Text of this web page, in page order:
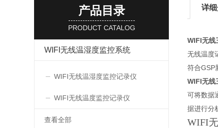
产品目录
PRODUCT CATALOG
WIFI无线温湿度监控系统
WIFI无线温湿度监控记录仪
WIFI无线温度监控记录仪
查看全部
详
WIFI无线
无线温度
符合GSP
WIFI无线
可将数据
据进行分
WIFI